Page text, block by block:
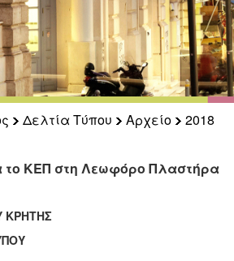
Δελτία Τύπου Αρχείο
2018
το ΚΕΠ στη Λεωφόρο Πλαστήρα
ΚΡΗΤΗΣ